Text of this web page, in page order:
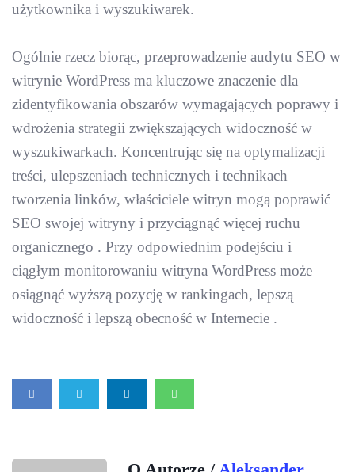
użytkownika i wyszukiwarek.
Ogólnie rzecz biorąc, przeprowadzenie audytu SEO w
witrynie WordPress ma kluczowe znaczenie dla
zidentyfikowania obszarów wymagających poprawy i
wdrożenia strategii zwiększających widoczność w
wyszukiwarkach. Koncentrując się na optymalizacji
treści, ulepszeniach technicznych i technikach
tworzenia linków, właściciele witryn mogą poprawić
SEO swojej witryny i przyciągnąć więcej ruchu
organicznego . Przy odpowiednim podejściu i
ciągłym monitorowaniu witryna WordPress może
osiągnąć wyższą pozycję w rankingach, lepszą
widoczność i lepszą obecność w Internecie .